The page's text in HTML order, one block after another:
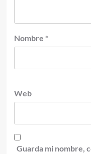
Nombre *
Web
Guarda mi nombre,